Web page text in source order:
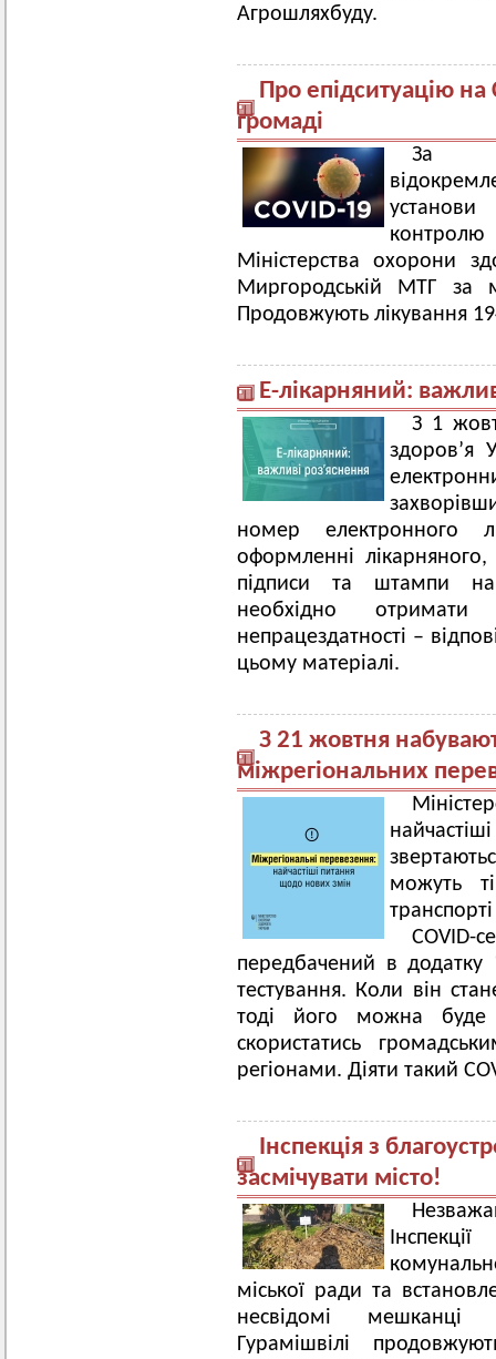
Агрошляхбуду.
Про епідситуацію
громаді
За
Міністерства охорони
Миргородській МТГ за
Продовжують лікування
Е-лікарняний:
З 1
здоров’я
номер електронного
оформленні
підписи та штампи на
необхідно
непрацездатності –
цьому матеріалі.
З 21 жовтня
міжрегіональних
можуть
COVID-
передбачений в додатку
тестування. Коли він
тоді його можна буде
скористатись
регіонами. Діяти такий
Інспекція з
засмічувати місто!
міської ради та
несвідомі мешканці
Гурамішвілі